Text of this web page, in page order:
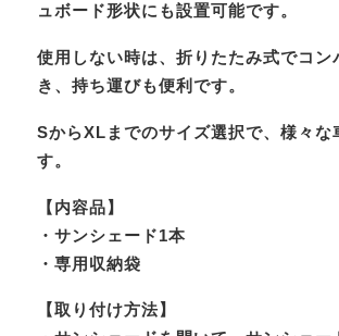
ュボード形状にも設置可能です。
使用しない時は、折りたたみ式でコン
き、持ち運びも便利です。
SからXLまでのサイズ選択で、様々な
す。
【内容品】
・サンシェード1本
・専用収納袋
【取り付け方法】